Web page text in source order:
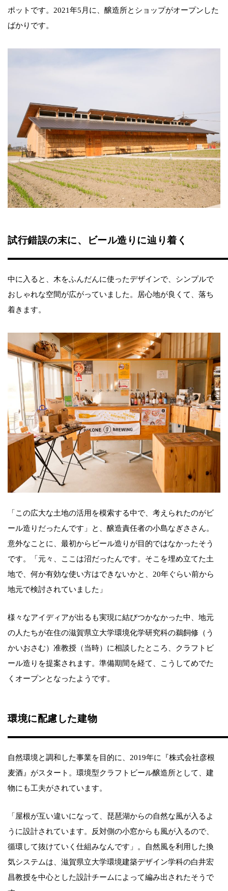
ポットです。2021年5月に、醸造所とショップがオープンした
ばかりです。
試行錯誤の末に、ビール造りに辿り着く
中に入ると、木をふんだんに使ったデザインで、シンプルで
おしゃれな空間が広がっていました。居心地が良くて、落ち
着きます。
「この広大な土地の活用を模索する中で、考えられたのがビ
ール造りだったんです」と、醸造責任者の小島なぎささん。
意外なことに、最初からビール造りが目的ではなかったそう
です。「元々、ここは沼だったんです。そこを埋め立てた土
地で、何か有効な使い方はできないかと、20年ぐらい前から
地元で検討されていました」
様々なアイディアが出るも実現に結びつかなかった中、地元
の人たちが在住の滋賀県立大学環境化学研究科の鵜飼修（う
かいおさむ）准教授（当時）に相談したところ、クラフトビ
ール造りを提案されます。準備期間を経て、こうしてめでた
くオープンとなったようです。
環境に配慮した建物
自然環境と調和した事業を目的に、2019年に『株式会社彦根
麦酒』がスタート。環境型クラフトビール醸造所として、建
物にも工夫がされています。
「屋根が互い違いになって、琵琶湖からの自然な風が入るよ
うに設計されています。反対側の小窓からも風が入るので、
循環して抜けていく仕組みなんです」。自然風を利用した換
気システムは、滋賀県立大学環境建築デザイン学科の白井宏
昌教授を中心とした設計チームによって編み出されたそうで